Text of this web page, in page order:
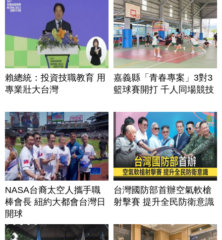
賴總統：投資技職教育 用
專業壯大台灣
嘉義縣「青春專案」3對3
籃球賽開打 千人同場競技
NASA台裔太空人攜手職
棒會長 紐約大都會台灣日
開球
台灣國防部首辦空氣軟槍
射擊賽 提升全民防衛意識